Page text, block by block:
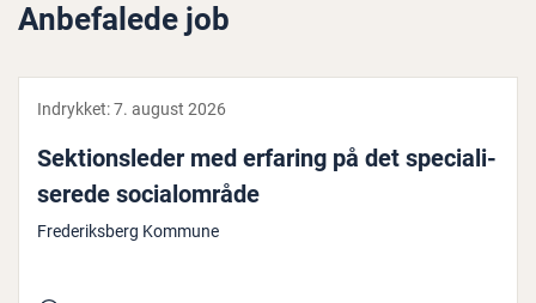
Anbefalede job
Indrykket:7. august 2026
Sek­tions­le­der med erfaring på det spe­ci­a­li­
se­re­de so­ci­a­l­om­rå­de
Frederiksberg Kommune